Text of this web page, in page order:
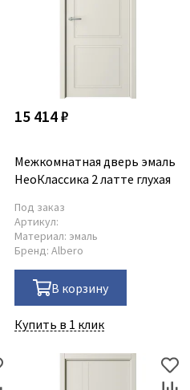
15 414 ₽
Межкомнатная дверь эмаль
НеоКлассика 2 латте глухая
Под заказ
Артикул:
Материал: эмаль
Бренд: Albero
В корзину
Купить в 1 клик